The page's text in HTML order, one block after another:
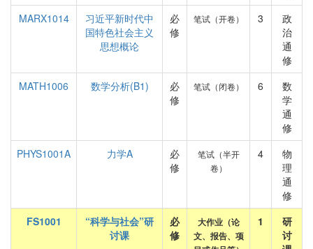
MARX1014
习近平新时代中
国特色社会主义
思想概论
必
修
笔试（开卷） 3
政
治
通
修
MATH1006
数学分析(B1)
必
修
笔试（闭卷） 6
数
学
通
修
PHYS1001A
力学A
必
修
笔试（半开
卷）
4
物
理
通
修
FS1001
“科学与社会”研
讨课
必
修
大作业（论
文、报告、项
1
研
讨